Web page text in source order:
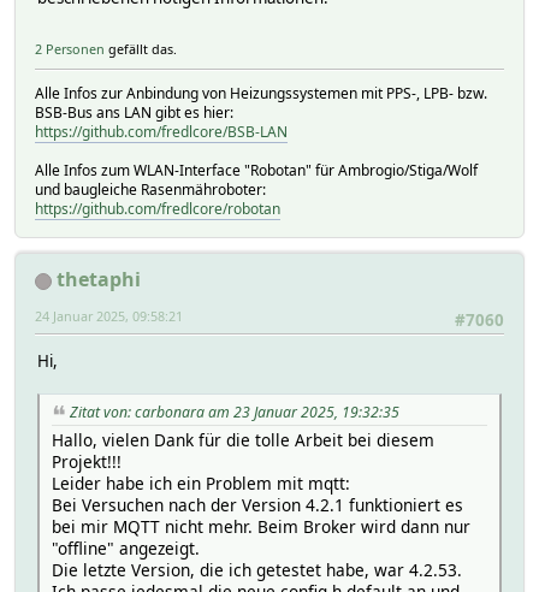
2 Personen gefällt das.
Alle Infos zur Anbindung von Heizungssystemen mit PPS-, LPB- bzw.
BSB-Bus ans LAN gibt es hier:
https://github.com/fredlcore/BSB-LAN
Alle Infos zum WLAN-Interface "Robotan" für Ambrogio/Stiga/Wolf
und baugleiche Rasenmähroboter:
https://github.com/fredlcore/robotan
thetaphi
#7060
24 Januar 2025, 09:58:21
Hi,
Zitat von: carbonara am 23 Januar 2025, 19:32:35
Hallo, vielen Dank für die tolle Arbeit bei diesem
Projekt!!!
Leider habe ich ein Problem mit mqtt:
Bei Versuchen nach der Version 4.2.1 funktioniert es
bei mir MQTT nicht mehr. Beim Broker wird dann nur
"offline" angezeigt.
Die letzte Version, die ich getestet habe, war 4.2.53.